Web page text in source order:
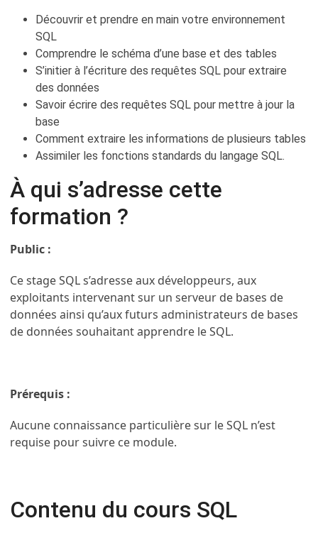
Découvrir et prendre en main votre environnement
SQL
Comprendre le schéma d’une base et des tables
S’initier à l’écriture des requêtes SQL pour extraire
des données
Savoir écrire des requêtes SQL pour mettre à jour la
base
Comment extraire les informations de plusieurs tables
Assimiler les fonctions standards du langage SQL.
À qui s’adresse cette
formation ?
Public :
Ce stage SQL s’adresse aux développeurs, aux
exploitants intervenant sur un serveur de bases de
données ainsi qu’aux futurs administrateurs de bases
de données souhaitant apprendre le SQL.
Prérequis :
Aucune connaissance particulière sur le SQL n’est
requise pour suivre ce module.
Contenu du cours SQL